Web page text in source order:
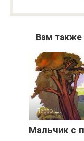
Вам также
Перро Ш.
Мальчик с